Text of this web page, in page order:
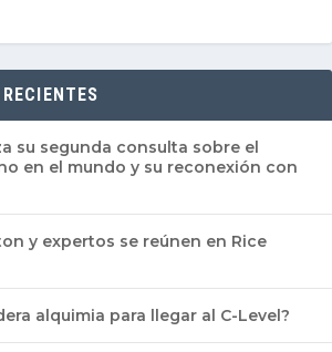
su segunda consulta sobre el
en el mundo y su reconexión con
y expertos se reúnen en Rice
alquimia para llegar al C-Level?